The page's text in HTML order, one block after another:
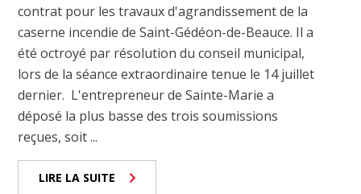
contrat pour les travaux d'agrandissement de la
caserne incendie de Saint-Gédéon-de-Beauce. Il a
été octroyé par résolution du conseil municipal,
lors de la séance extraordinaire tenue le 14 juillet
dernier. L'entrepreneur de Sainte-Marie a
déposé la plus basse des trois soumissions
reçues, soit ...
LIRE LA SUITE